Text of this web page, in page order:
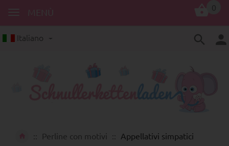
Italiano
Perline con motivi Appellativi simpatici